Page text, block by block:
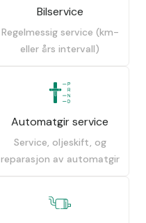
Bilservice
Regelmessig service (km-
eller års intervall)
Automatgir service
Service, oljeskift, og
reparasjon av automatgir